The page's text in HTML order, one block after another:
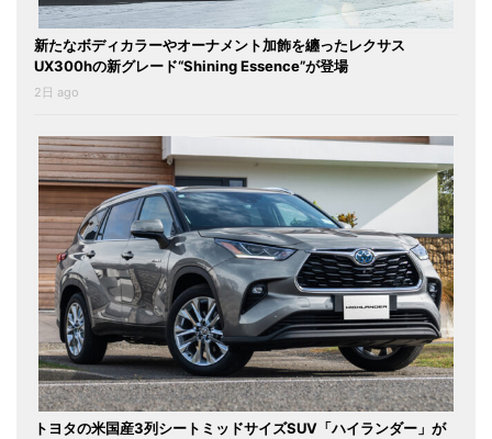
新たなボディカラーやオーナメント加飾を纏ったレクサス
UX300hの新グレード“Shining Essence”が登場
2日 ago
トヨタの米国産3列シートミッドサイズSUV「ハイランダー」が